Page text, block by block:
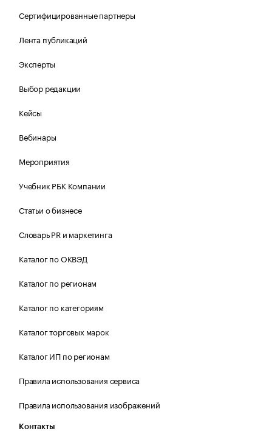
Сертифицированные партнеры
Лента публикаций
Эксперты
Выбор редакции
Кейсы
Вебинары
Мероприятия
Учебник РБК Компании
Статьи о бизнесе
Словарь PR и маркетинга
Каталог по ОКВЭД
Каталог по регионам
Каталог по категориям
Каталог торговых марок
Каталог ИП по регионам
Правила использования сервиса
Правила использования изображений
Контакты